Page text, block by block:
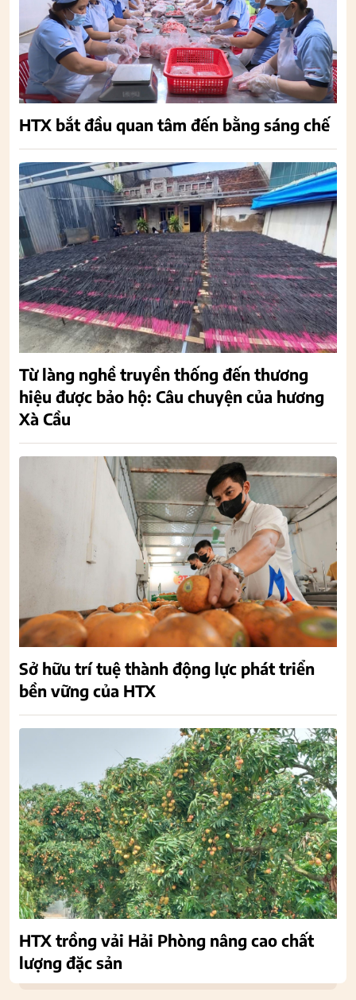
HTX bắt đầu quan tâm đến bằng sáng chế
Từ làng nghề truyền thống đến thương
hiệu được bảo hộ: Câu chuyện của hương
Xà Cầu
Sở hữu trí tuệ thành động lực phát triển
bền vững của HTX
HTX trồng vải Hải Phòng nâng cao chất
lượng đặc sản